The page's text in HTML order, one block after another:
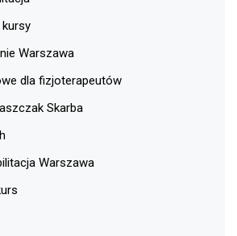
Warszawa
dla fizjoterapeutów
Skarba
Warszawa